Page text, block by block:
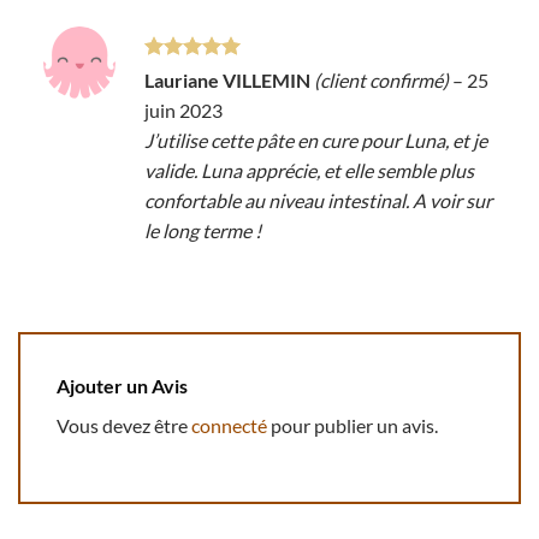
Note5sur
5
Lauriane VILLEMIN (client confirmé) – 25
juin 2023
J’utilise cette pâte en cure pour Luna, et je
valide. Luna apprécie, et elle semble plus
confortable au niveau intestinal. A voir sur
le long terme !
Ajouter un Avis
Vous devez êtreconnecté pour publier un avis.